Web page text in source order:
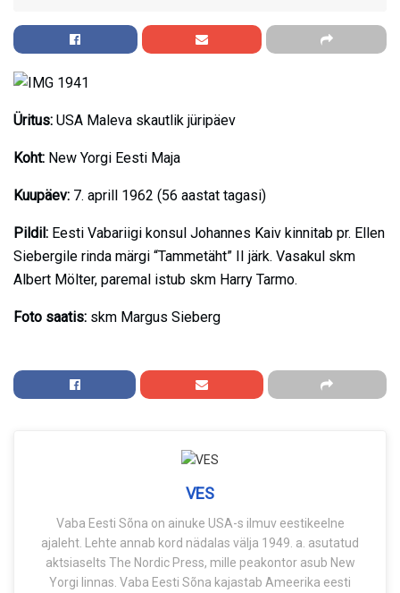
Üritus: USA Maleva skautlik jüripäev
Koht: New Yorgi Eesti Maja
Kuupäev: 7. aprill 1962 (56 aastat tagasi)
Pildil: Eesti Vabariigi konsul Johannes Kaiv kinnitab pr. Ellen
Siebergile rinda märgi “Tammetäht” II järk. Vasakul skm
Albert Mölter, paremal istub skm Harry Tarmo.
Foto saatis: skm Margus Sieberg
VES
Vaba Eesti Sõna on ainuke USA-s ilmuv eestikeelne
ajaleht. Lehte annab kord nädalas välja 1949. a. asutatud
aktsiaselts The Nordic Press, mille peakontor asub New
Yorgi linnas. Vaba Eesti Sõna kajastab Ameerika eesti